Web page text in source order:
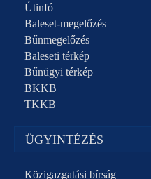
Útinfó
Baleset-megelőzés
Bűnmegelőzés
Baleseti térkép
Bűnügyi térkép
BKKB
TKKB
ÜGYINTÉZÉS
Közigazgatási bírság